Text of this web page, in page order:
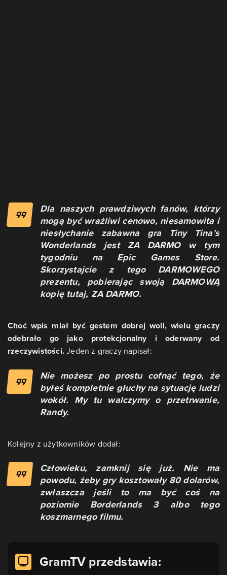
Dla naszych prawdziwych fanów, którzy
mogą być wrażliwi cenowo, niesamowita i
niesłychanie zabawna gra Tiny Tina’s
Wonderlands jest ZA DARMO w tym
tygodniu na Epic Games Store.
Skorzystajcie z tego DARMOWEGO
prezentu, pobierając swoją DARMOWĄ
kopię tutaj, ZA DARMO.
Choć wpis miał być gestem dobrej woli, wielu graczy
odebrało go jako protekcjonalny i oderwany od
rzeczywistości.Jeden z graczy napisał:
Nie możesz po prostu cofnąć tego, że
byłeś kompletnie głuchy na sytuację ludzi
wokół. My tu walczymy o przetrwanie,
Randy.
Kolejny z użytkowników dodał:
Człowieku, zamknij się już. Nie ma
powodu, żeby gry kosztowały 80 dolarów,
zwłaszcza jeśli to ma być coś na
poziomie Borderlands 3 albo tego
koszmarnego filmu.
GramTV przedstawia: